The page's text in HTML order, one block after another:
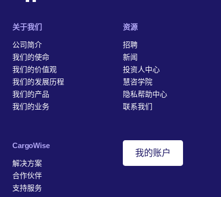
关于我们
公司简介
我们的使命
我们的价值观
我们的发展历程
我们的产品
我们的业务
资源
招聘
新闻
投资人中心
慧咨学院
隐私帮助中心
联系我们
‎CargoWise
解决方案
合作伙伴
支持服务
我的账户